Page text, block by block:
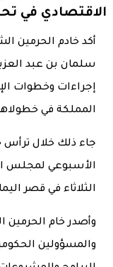
الاقتصادي في
أكد خادم الحرمين
سلمان بن عبد
إجراءات وخطوات
المملكة في خطولاها
جاء ذلك خلال ترأس
الأسبوعي لمجلس
الثلاثاء في قصر
وأصدر خام الحرمين
والمسؤولين